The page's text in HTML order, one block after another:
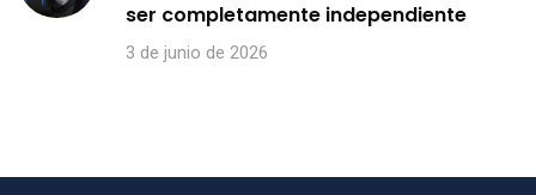
ser completamente independiente
3 de junio de 2026